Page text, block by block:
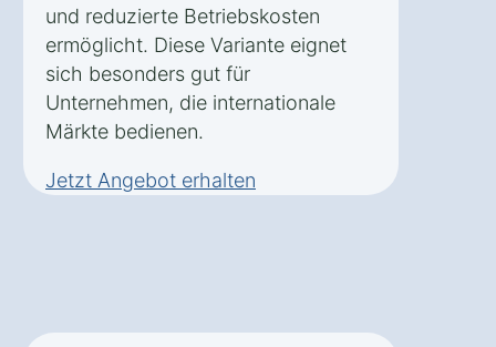
und reduzierte Betriebskosten
ermöglicht. Diese Variante eignet
sich besonders gut für
Unternehmen, die internationale
Märkte bedienen.
Jetzt Angebot erhalten